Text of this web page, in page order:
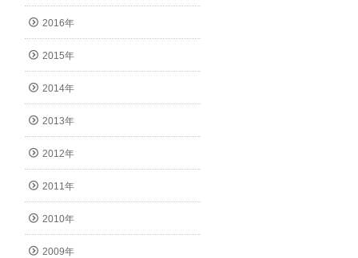
2016年
2015年
2014年
2013年
2012年
2011年
2010年
2009年